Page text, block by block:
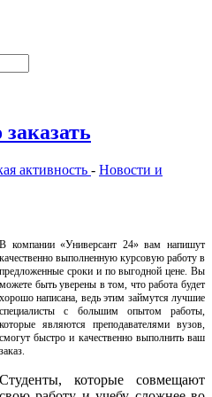
активность - Новости и
В компании «Универсант 24» вам напишут
качественно выполненную курсовую работу в
предложенные сроки и по выгодной цене. Вы
можете быть уверены в том, что работа будет
хорошо написана, ведь этим займутся лучшие
специалисты с большим опытом работы,
которые являются преподавателями вузов,
смогут быстро и качественно выполнить ваш
заказ.
Студенты, которые совмещают